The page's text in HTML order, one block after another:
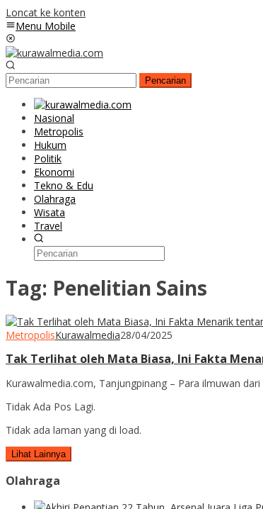
Loncat ke konten
Menu Mobile
Pencarian
Nasional
Metropolis
Hukum
Politik
Ekonomi
Tekno & Edu
Olahraga
Wisata
Travel
Tag: Penelitian Sains
MetropolisKurawalmedia28/04/2025
Tak Terlihat oleh Mata Biasa, Ini Fakta
Kurawalmedia.com, Tanjungpinang – Para ilmuwan
Tidak Ada Pos Lagi.
Tidak ada laman yang di load.
Lihat Lainnya
Olahraga